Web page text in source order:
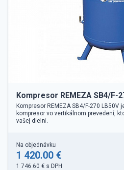
Kompresor REMEZA SB4/F-
Kompresor REMEZA SB4/F-270 LB50V
kompresor vo vertikálnom prevedení,
vašej dielni.
Na objednávku
1 420.00 €
1 746.60 € s DPH